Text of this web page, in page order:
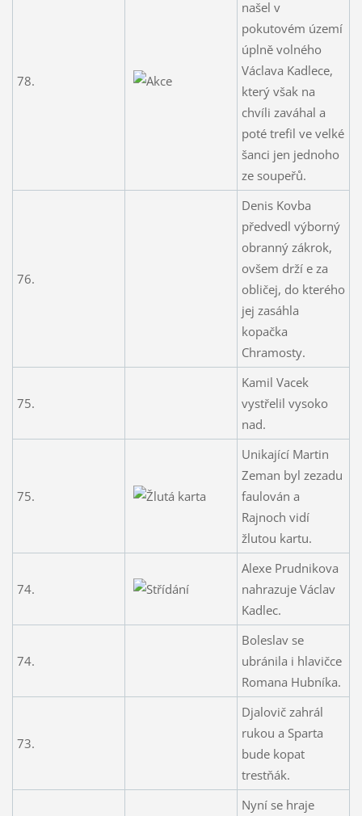
78.
našel v
pokutovém území
úplně volného
Václava Kadlece,
který však na
chvíli zaváhal a
poté trefil ve velké
šanci jen jednoho
ze soupeřů.
76.
Denis Kovba
předvedl výborný
obranný zákrok,
ovšem drží e za
obličej, do kterého
jej zasáhla
kopačka
Chramosty.
75.
Kamil Vacek
vystřelil vysoko
nad.
75.
Unikající Martin
Zeman byl zezadu
faulován a
Rajnoch vidí
žlutou kartu.
74.
Alexe Prudnikova
nahrazuje Václav
Kadlec.
74.
Boleslav se
ubránila i hlavičce
Romana Hubníka.
73.
Djalovič zahrál
rukou a Sparta
bude kopat
trestňák.
Nyní se hraje